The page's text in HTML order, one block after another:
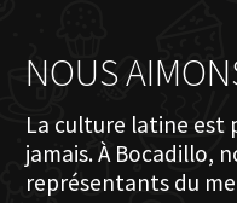
NOUS
La culture latine est
jamais. À Bocadillo,
représentants du